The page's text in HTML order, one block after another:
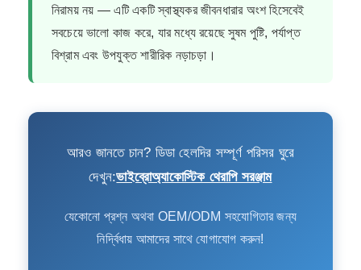
নিরাময় নয় — এটি একটি স্বাস্থ্যকর জীবনধারার অংশ হিসেবেই
সবচেয়ে ভালো কাজ করে, যার মধ্যে রয়েছে সুষম পুষ্টি, পর্যাপ্ত
বিশ্রাম এবং উপযুক্ত শারীরিক নড়াচড়া।
আরও জানতে চান? ডিডা হেলদির সম্পূর্ণ পরিসর ঘুরে
দেখুন:ভাইব্রোঅ্যাকোস্টিক থেরাপি সরঞ্জাম
যেকোনো প্রশ্ন অথবা OEM/ODM সহযোগিতার জন্য
নির্দ্বিধায় আমাদের সাথে যোগাযোগ করুন!